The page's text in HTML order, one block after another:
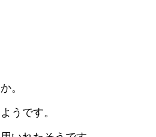
。
うです。